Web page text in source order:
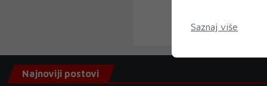
Saznaj više
Najnoviji postovi